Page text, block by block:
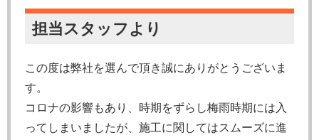
担当スタッフより
この度は弊社を選んで頂き誠にありがとうございま
す。
コロナの影響もあり、時期をずらし梅雨時期には入
ってしまいましたが、施工に関してはスムーズに進